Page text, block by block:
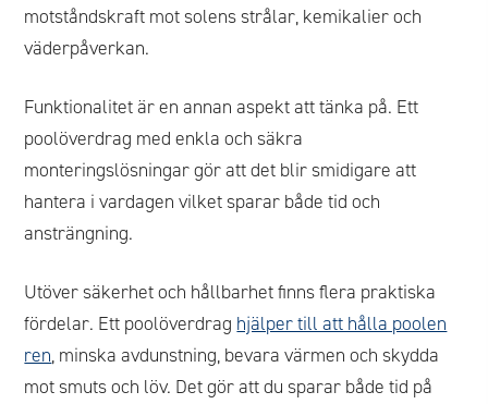
motståndskraft mot solens strålar, kemikalier och
väderpåverkan.
Funktionalitet är en annan aspekt att tänka på. Ett
poolöverdrag med enkla och säkra
monteringslösningar gör att det blir smidigare att
hantera i vardagen vilket sparar både tid och
ansträngning.
Utöver säkerhet och hållbarhet finns flera praktiska
fördelar. Ett poolöverdrag hjälper till att hålla poolen
ren, minska avdunstning, bevara värmen och skydda
mot smuts och löv. Det gör att du sparar både tid på